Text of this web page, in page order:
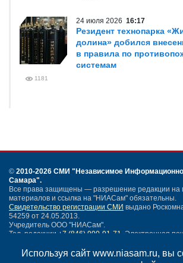
Используя сайт www.niasam.ru, вы
24 июля 2026 16:17
Резидент технопарка
долина» добился
в правила по
системам
1181
© 2010-2026 СМИ "Независимое
Самара".
Все права защищены — разрешение редакции на
материалов и ссылка на "НИАСам" обязательны.
Свидетельство регистрации СМИ выдано
54259 от 24.05.2013.
Учредитель ООО "НИАСам".
Тел. редакции +7 (846) 990-91-71. Электронная
Написать письмо